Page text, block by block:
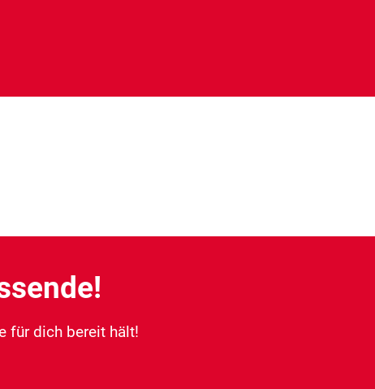
für dich bereit hält!